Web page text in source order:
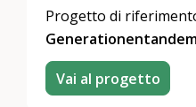
Progetto di
Vai al progetto